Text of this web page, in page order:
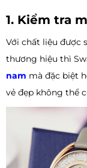
1. Kiểm tra
Với chất liệu được
thương hiệu thì
nam mà đặc biệt
vẻ đẹp không thể